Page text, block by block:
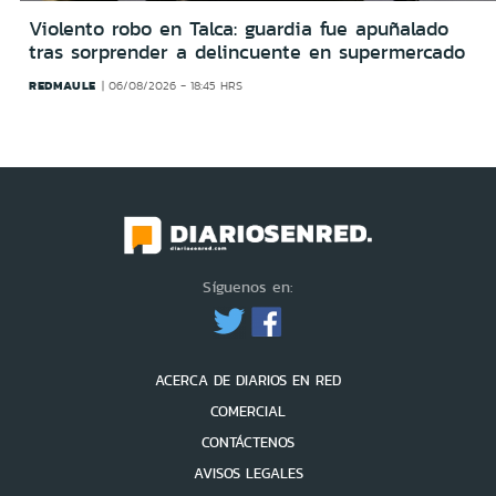
Violento robo en Talca: guardia fue apuñalado
tras sorprender a delincuente en supermercado
REDMAULE 06/08/2026 - 18:45 HRS
Síguenos en:
ACERCA DE DIARIOS EN RED
COMERCIAL
CONTÁCTENOS
AVISOS LEGALES